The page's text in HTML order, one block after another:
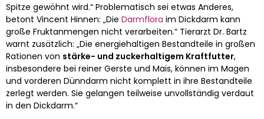
Spitze gewöhnt wird.“ Problematisch sei etwas Anderes,
betont Vincent Hinnen: „Die Darmflora im Dickdarm kann
große Fruktanmengen nicht verarbeiten.“ Tierarzt Dr. Bartz
warnt zusätzlich: „Die energiehaltigen Bestandteile in großen
Rationen von stärke- und zuckerhaltigem Kraftfutter,
insbesondere bei reiner Gerste und Mais, können im Magen
und vorderen Dünndarm nicht komplett in ihre Bestandteile
zerlegt werden. Sie gelangen teilweise unvollständig verdaut
in den Dickdarm.“